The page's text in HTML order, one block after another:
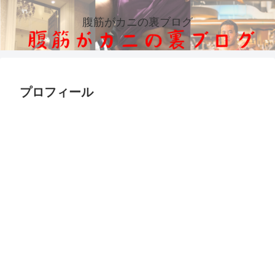
腹筋がカニの裏ブログ
プロフィール